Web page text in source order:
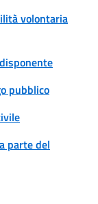
volontaria
pubblico
parte del